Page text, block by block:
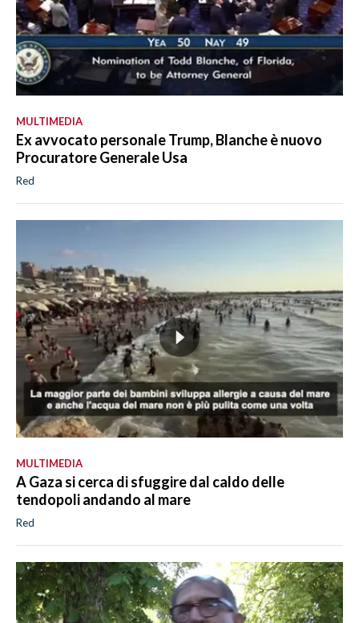
MULTIMEDIA
Ex avvocato personale Trump, Blanche è nuovo
Procuratore Generale Usa
Red
MULTIMEDIA
A Gaza si cerca di sfuggire dal caldo delle
tendopoli andando al mare
Red